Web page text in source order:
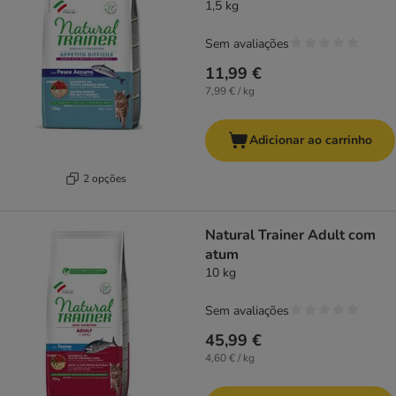
2 opções
1,5 kg
11,99 €
7,99 € / kg
Sem avaliações
Adicionar ao carrinho
Natural Trainer Adult com
atum
10 kg
45,99 €
4,60 € / kg
Sem avaliações